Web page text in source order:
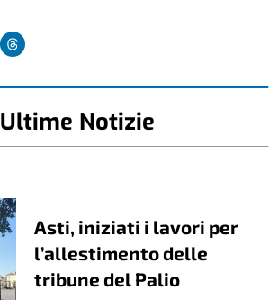
Ultime Notizie
Asti, iniziati i lavori per
l’allestimento delle
tribune del Palio